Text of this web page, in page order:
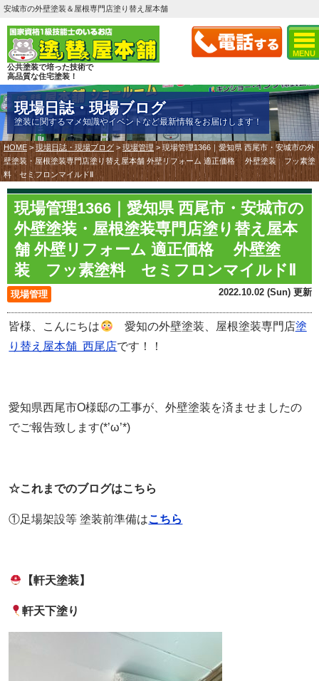
MENU
安城市の外壁塗装＆屋根専門店塗り替え屋本舗
公共塗装で培った技術で
高品質な住宅塗装！
現場日誌・現場ブログ
塗装に関するマメ知識やイベントなど最新情報をお届けします！
HOME >現場日誌・現場ブログ > 現場管理 > 現場管理1366｜愛知県 西尾市・安城市の外
壁塗装・屋根塗装専門店塗り替え屋本舗 外壁リフォーム 適正価格 外壁塗装 フッ素塗
料 セミフロンマイルドⅡ
現場管理1366｜愛知県 西尾市・安城市の
外壁塗装・屋根塗装専門店塗り替え屋本
舗 外壁リフォーム 適正価格 外壁塗
装 フッ素塗料 セミフロンマイルドⅡ
現場管理 2022.10.02 (Sun) 更新
皆様、こんにちは 愛知の外壁塗装、屋根塗装専門店塗
り替え屋本舗 西尾店です！！
愛知県西尾市O様邸の工事が、外壁塗装を済ませましたの
でご報告致します(*’ω’*)
☆これまでのブログはこちら
①足場架設等 塗装前準備はこちら
【軒天塗装】
軒天下塗り